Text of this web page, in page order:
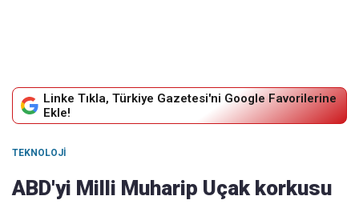
Linke Tıkla, Türkiye Gazetesi'ni Google Favorilerine
Ekle!
TEKNOLOJI
ABD'yi Milli Muharip Uçak korkusu